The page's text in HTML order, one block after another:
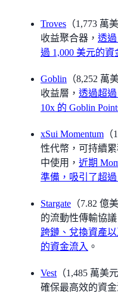
Troves （1,773 萬
收益聚合器， 透
過 1,000 美元的資
Goblin （8,252 萬
收益層， 透過超
10x 的 Goblin
xSui Momentum
性代幣，可持續
中使用， 近期
準備，吸引了超
Stargate （7.82 億
的流動性傳輸協議
跨鏈、兌換資產
的資金流入 。
Vest（1,485 萬美
確保最高效的資